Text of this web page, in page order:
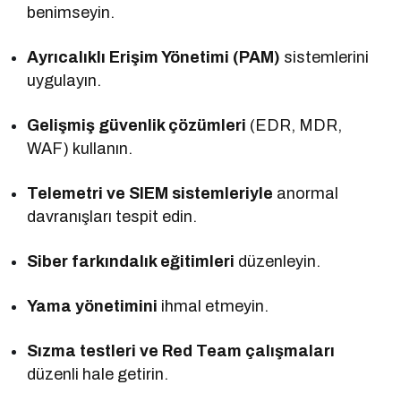
benimseyin.
Ayrıcalıklı Erişim Yönetimi (PAM) sistemlerini
uygulayın.
Gelişmiş güvenlik çözümleri (EDR, MDR,
WAF) kullanın.
Telemetri ve SIEM sistemleriyle anormal
davranışları tespit edin.
Siber farkındalık eğitimleri düzenleyin.
Yama yönetimini ihmal etmeyin.
Sızma testleri ve Red Team çalışmaları
düzenli hale getirin.